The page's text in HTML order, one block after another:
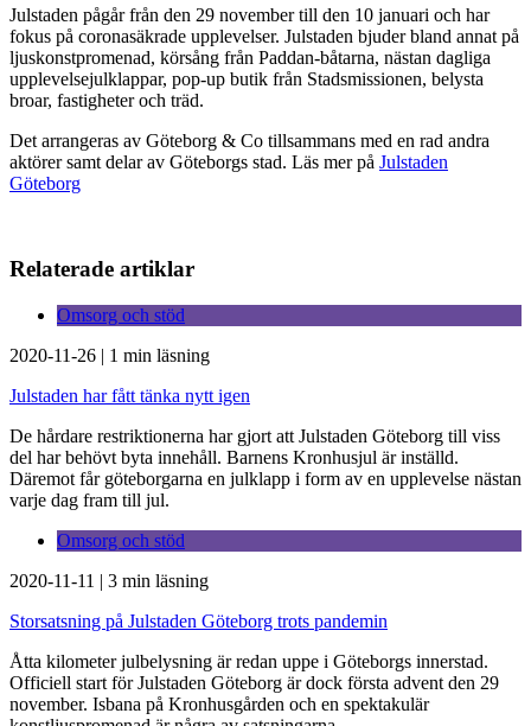
Julstaden pågår från den 29 november till den 10 januari och har
fokus på coronasäkrade upplevelser. Julstaden bjuder bland annat på
ljuskonstpromenad, körsång från Paddan-båtarna, nästan dagliga
upplevelsejulklappar, pop-up butik från Stadsmissionen, belysta
broar, fastigheter och träd.
Det arrangeras av Göteborg & Co tillsammans med en rad andra
aktörer samt delar av Göteborgs stad. Läs mer på Julstaden
Göteborg
Relaterade artiklar
Omsorg och stöd
2020-11-26 | 1 min läsning
Julstaden har fått tänka nytt igen
De hårdare restriktionerna har gjort att Julstaden Göteborg till viss
del har behövt byta innehåll. Barnens Kronhusjul är inställd.
Däremot får göteborgarna en julklapp i form av en upplevelse nästan
varje dag fram till jul.
Omsorg och stöd
2020-11-11 | 3 min läsning
Storsatsning på Julstaden Göteborg trots pandemin
Åtta kilometer julbelysning är redan uppe i Göteborgs innerstad.
Officiell start för Julstaden Göteborg är dock första advent den 29
november. Isbana på Kronhusgården och en spektakulär